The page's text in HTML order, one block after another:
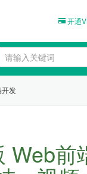
开通
开发
Web前